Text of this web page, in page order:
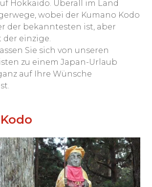
Hokkaido. Überall im Land
wobei der Kumano Kodo
der bekanntesten ist, aber
einzige.
Sie sich von unseren
zu einem Japan-Urlaub
auf Ihre Wünsche